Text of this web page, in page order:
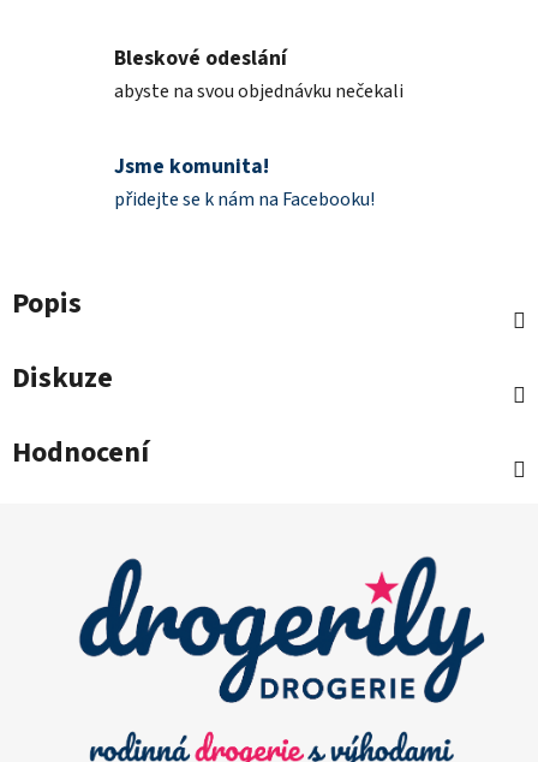
Bleskové odeslání
abyste na svou objednávku nečekali
Jsme komunita!
přidejte se k nám na Facebooku!
Popis
Diskuze
Hodnocení